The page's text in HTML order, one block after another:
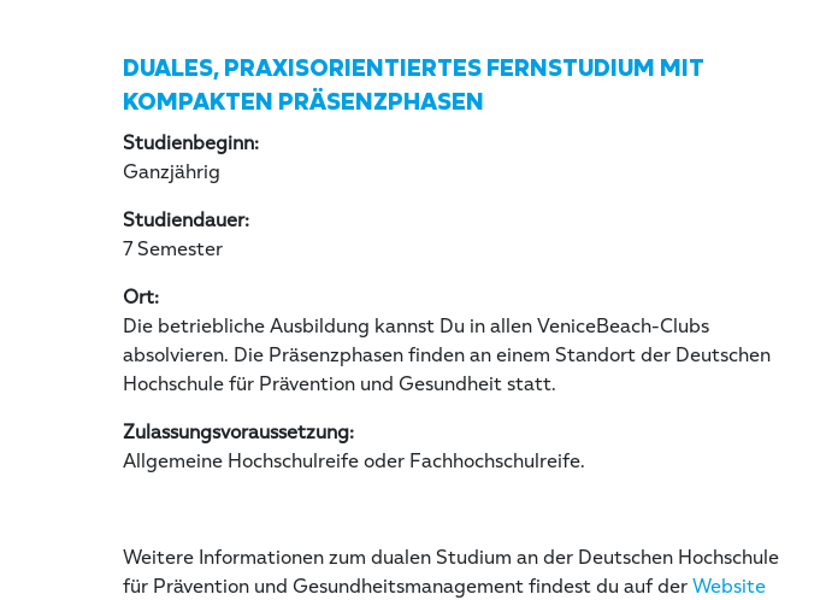
DUALES, PRAXISORIENTIERTES FERNSTUDIUM MIT
KOMPAKTEN PRÄSENZPHASEN
Studienbeginn:
Ganzjährig
Studiendauer:
7 Semester
Ort:
Die betriebliche Ausbildung kannst Du in allen VeniceBeach-Clubs
absolvieren. Die Präsenzphasen finden an einem Standort der Deutschen
Hochschule für Prävention und Gesundheit statt.
Zulassungsvoraussetzung:
Allgemeine Hochschulreife oder Fachhochschulreife.
Weitere Informationen zum dualen Studium an der Deutschen Hochschule
für Prävention und Gesundheitsmanagement findest du auf der Website